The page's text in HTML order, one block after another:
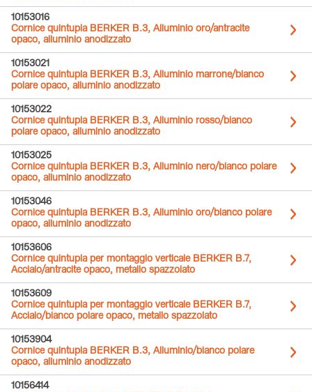
10153016
Cornice quintupla BERKER B.3, Alluminio oro/antracite
opaco, alluminio anodizzato
10153021
Cornice quintupla BERKER B.3, Alluminio marrone/bianco
polare opaco, alluminio anodizzato
10153022
Cornice quintupla BERKER B.3, Alluminio rosso/bianco
polare opaco, alluminio anodizzato
10153025
Cornice quintupla BERKER B.3, Alluminio nero/bianco polare
opaco, alluminio anodizzato
10153046
Cornice quintupla BERKER B.3, Alluminio oro/bianco polare
opaco, alluminio anodizzato
10153606
Cornice quintupla per montaggio verticale BERKER B.7,
Acciaio/antracite opaco, metallo spazzolato
10153609
Cornice quintupla per montaggio verticale BERKER B.7,
Acciaio/bianco polare opaco, metallo spazzolato
10153904
Cornice quintupla BERKER B.3, Alluminio/bianco polare
opaco, alluminio anodizzato
10156414